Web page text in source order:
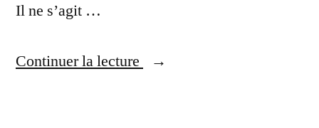
Il ne s’agit …
Continuer la lecture
« La